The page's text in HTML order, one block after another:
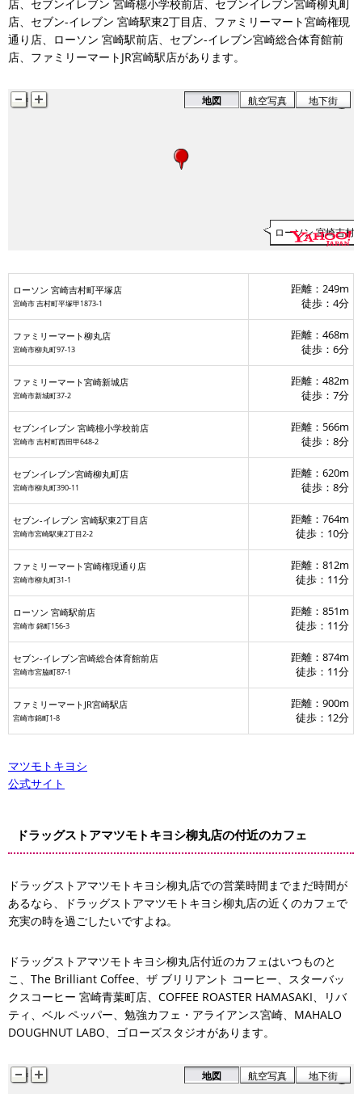
店、セブンイレブン 宮崎檍小学校前店、セブンイレブン宮崎柳丸町
店、セブン-イレブン 宮崎駅東2丁目店、ファミリーマート宮崎権現
通り店、ローソン 宮崎駅前店、セブン-イレブン宮崎総合体育館前
店、ファミリーマートJR宮崎駅店があります。
ローソン 宮崎吉村
ファミリーマート柳丸店
ファミリーマー
イレブン宮崎柳丸町店
セブン-イレブン 宮崎駅東2丁目店
ン 宮崎駅前店
セブン-イレブン宮崎総合体育館前店
ァミリーマートJR宮崎駅店
地図 航空写真 地下街
ローソン 宮崎吉村町平塚店
宮崎市 吉村町平塚甲1873‐1
距離：249m
徒歩：4分
ファミリーマート柳丸店
宮崎市柳丸町97-13
距離：468m
徒歩：6分
ファミリーマート宮崎新城店
宮崎市新城町37-2
距離：482m
徒歩：7分
セブンイレブン 宮崎檍小学校前店
宮崎市 吉村町西田甲648-2
距離：566m
徒歩：8分
セブンイレブン宮崎柳丸町店
宮崎市柳丸町390-11
距離：620m
徒歩：8分
セブン-イレブン 宮崎駅東2丁目店
宮崎市宮崎駅東2丁目2-2
距離：764m
徒歩：10分
ファミリーマート宮崎権現通り店
宮崎市柳丸町31-1
距離：812m
徒歩：11分
ローソン 宮崎駅前店
宮崎市 錦町156‐3
距離：851m
徒歩：11分
セブン-イレブン宮崎総合体育館前店
宮崎市宮脇町87-1
距離：874m
徒歩：11分
ファミリーマートJR宮崎駅店
宮崎市錦町1-8
距離：900m
徒歩：12分
マツモトキヨシ
公式サイト
ドラッグストアマツモトキヨシ柳丸店の付近のカフェ
ドラッグストアマツモトキヨシ柳丸店での営業時間までまだ時間が
あるなら、ドラッグストアマツモトキヨシ柳丸店の近くのカフェで
充実の時を過ごしたいですよね。
ドラッグストアマツモトキヨシ柳丸店付近のカフェはいつものと
こ、The Brilliant Coffee、ザ ブリリアント コーヒー、スターバッ
クスコーヒー 宮崎青葉町店、COFFEE ROASTER HAMASAKI、リバ
ティ、ベル ペッパー、勉強カフェ・アライアンス宮崎、MAHALO
DOUGHNUT LABO、ゴローズスタジオがあります。
COFFEE ROASTER HAMASAKI
リバティ
ベル ペッパー
勉強カフェ・アライアンス宮崎
地図 航空写真 地下街